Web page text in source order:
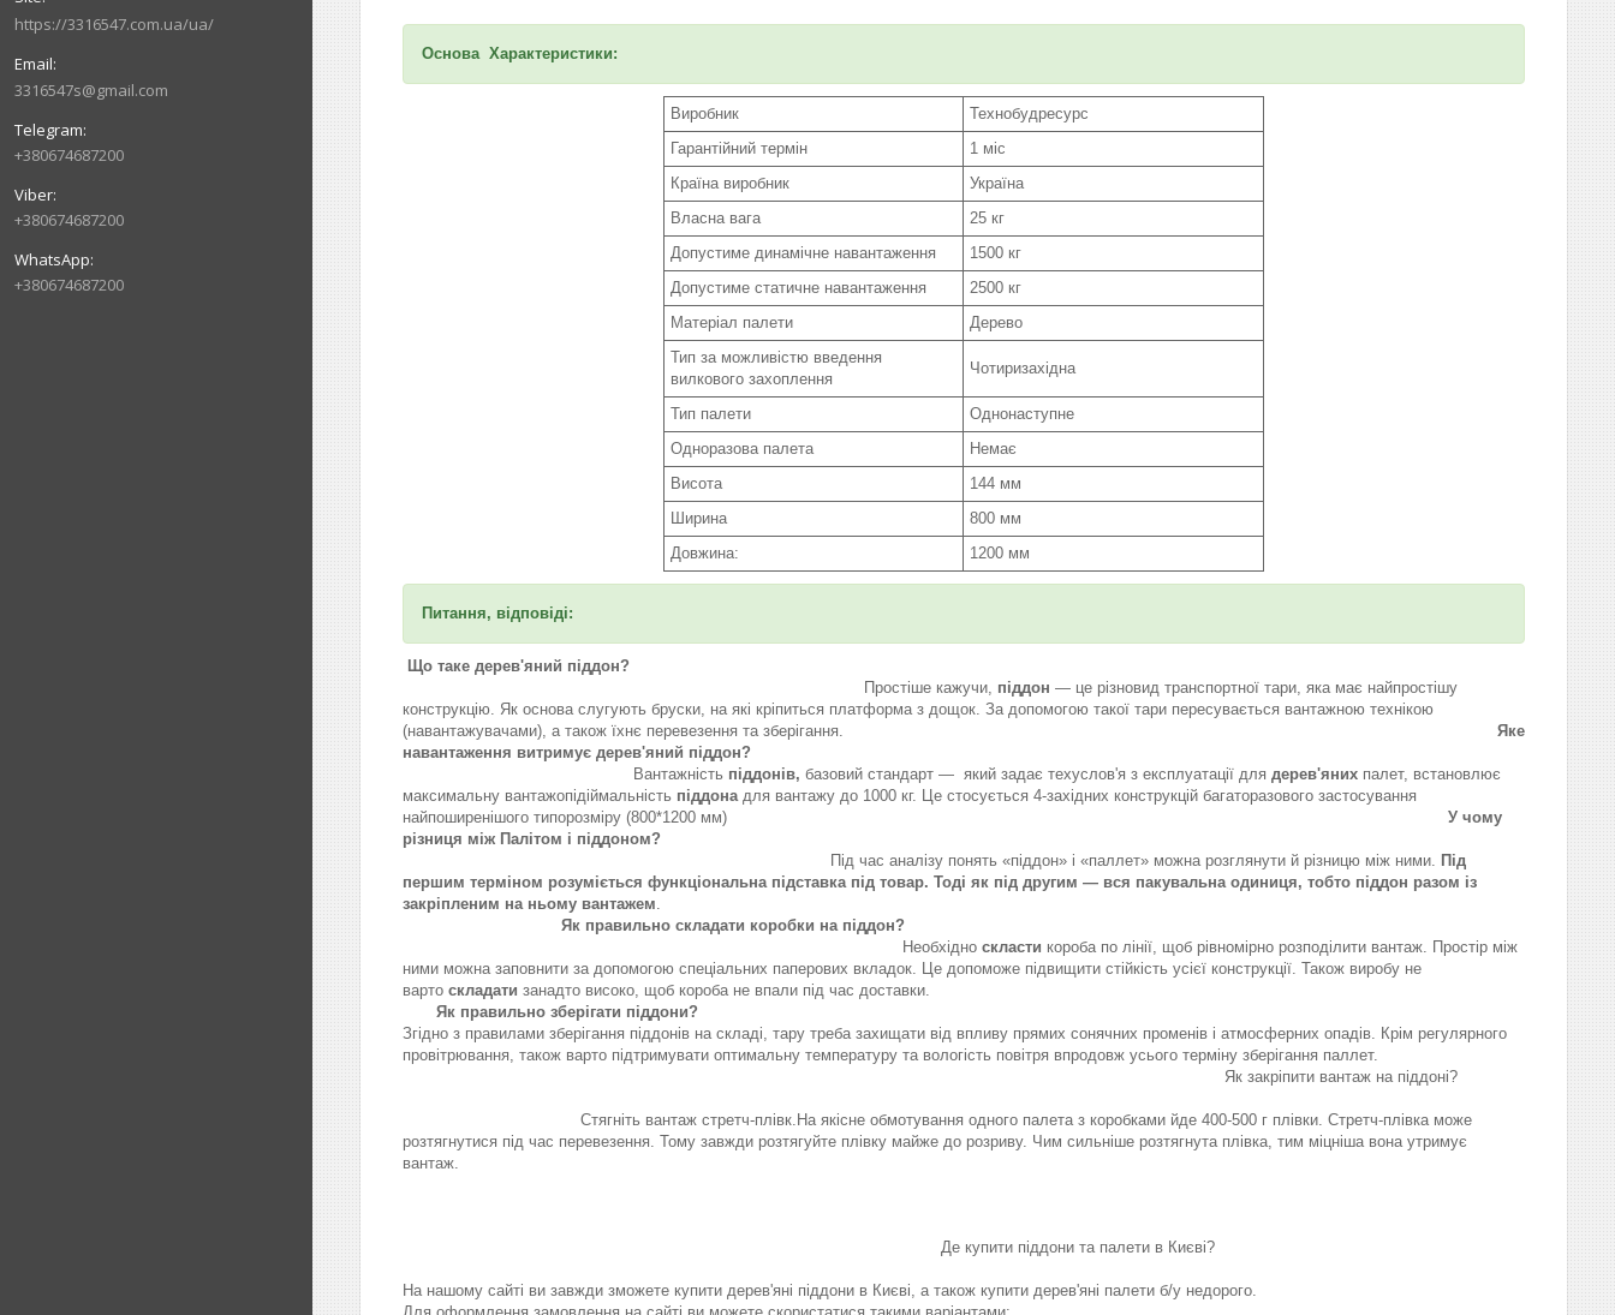
https://3316547.com.ua/ua/
3316547s@gmail.com
+380674687200
+380674687200
+380674687200
Основа Характеристики:
Виробник
Технобудресурс
Гарантійний термін
1 міс
Країна виробник
Україна
Власна вага
25 кг
Допустиме динамічне навантаження
1500 кг
Допустиме статичне навантаження
2500 кг
Матеріал палети
Дерево
Тип за можливістю введення
вилкового захоплення
Чотиризахідна
Тип палети
Однонаступне
Одноразова палета
Немає
Висота
144 мм
Ширина
800 мм
Довжина:
1200 мм
Питання, відповіді:
Що таке дерев'яний піддон?
Простіше кажучи, піддон — це різновид транспортної тари, яка має найпростішу
конструкцію. Як основа слугують бруски, на які кріпиться платформа з дощок. За допомогою такої тари пересувається вантажною технікою
(навантажувачами), а також їхнє перевезення та зберігання. Яке
навантаження витримує дерев'яний піддон?
Вантажність піддонів, базовий стандарт — який задає техуслов'я з експлуатації для дерев'яних палет, встановлює
максимальну вантажопідіймальність піддона для вантажу до 1000 кг. Це стосується 4-західних конструкцій багаторазового застосування
найпоширенішого типорозміру (800*1200 мм) У чому
різниця між Палітом і піддоном?
Під час аналізу понять «піддон» і «паллет» можна розглянути й різницю між ними.
Під
першим терміном розуміється функціональна підставка під товар. Тоді як під другим — вся пакувальна одиниця, тобто піддон разом із
закріпленим на ньому вантажем
Як правильно складати коробки на піддон?
Необхідно скласти короба по лінії, щоб рівномірно розподілити вантаж. Простір між
ними можна заповнити за допомогою спеціальних паперових вкладок. Це допоможе підвищити стійкість усієї конструкції. Також виробу не
варто складати занадто високо, щоб короба не впали під час доставки.
Як правильно зберігати піддони?
Згідно з правилами зберігання піддонів на складі, тару треба захищати від впливу прямих сонячних променів і атмосферних опадів. Крім регулярного
провітрювання, також варто підтримувати оптимальну температуру та вологість повітря впродовж усього терміну зберігання паллет.
Як закріпити вантаж на піддоні?
Стягніть вантаж стретч-плівк.На якісне обмотування одного палета з коробками йде 400-500 г плівки. Стретч-плівка може
розтягнутися під час перевезення. Тому завжди розтягуйте плівку майже до розриву. Чим сильніше розтягнута плівка, тим міцніша вона утримує
вантаж.
Де купити піддони та палети в Києві?
На нашому сайті ви завжди зможете купити дерев'яні піддони в Києві, а також купити дерев'яні палети б/у недорого.